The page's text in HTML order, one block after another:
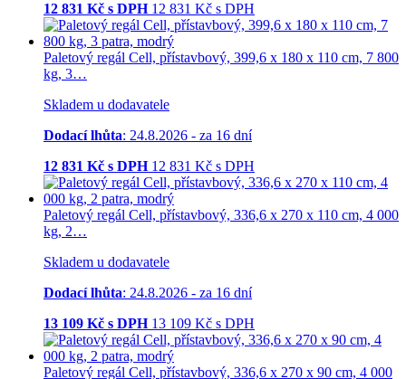
12 831 Kč s DPH 12 831 Kč s DPH
Paletový regál Cell, přístavbový, 399,6 x 180 x 110 cm, 7 800
kg, 3…
Skladem u dodavatele
Dodací lhůta: 24.8.2026 - za 16 dní
12 831 Kč s DPH 12 831 Kč s DPH
Paletový regál Cell, přístavbový, 336,6 x 270 x 110 cm, 4 000
kg, 2…
Skladem u dodavatele
Dodací lhůta: 24.8.2026 - za 16 dní
13 109 Kč s DPH 13 109 Kč s DPH
Paletový regál Cell, přístavbový, 336,6 x 270 x 90 cm, 4 000